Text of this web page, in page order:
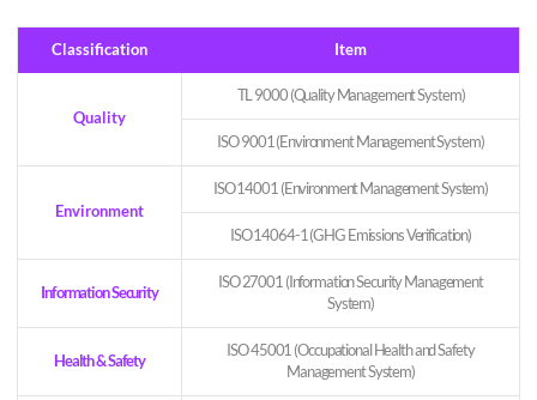
Classification Item
Quality
TL 9000 (Quality Management System)
ISO 9001 (Environment Management System)
Environment
ISO 14001 (Environment Management System)
ISO 14064-1 (GHG Emissions Verification)
Information Security
ISO 27001 (Information Security Management
System)
Health & Safety
ISO 45001 (Occupational Health and Safety
Management System)